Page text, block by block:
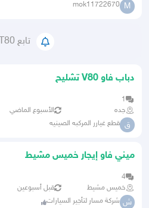
M
mok11722670
تابع T80
دباب فاو V80 تشليح
1
جده
الأسبوع الماضي
ق قطع غيارر المركبه الصينيه
ميني فاو إيجار خميس مشيط
4
خميس مشيط
قبل أسبوعين
ش شركة مسار لتأجير السيارات